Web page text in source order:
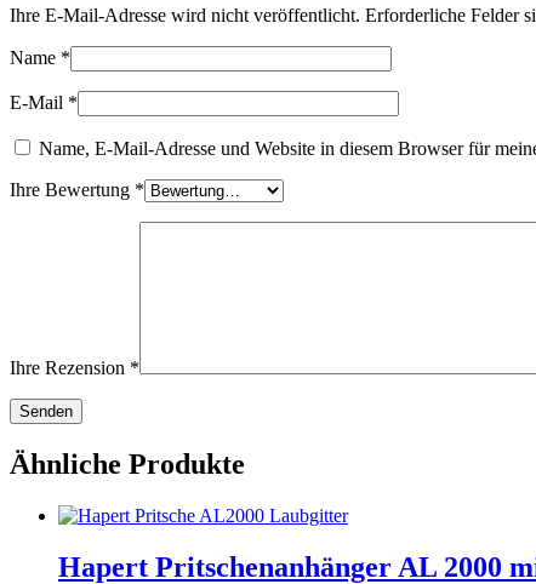
Ihre E-Mail-Adresse wird nicht veröffentlicht. Erforderliche Felder
Name *
E-Mail *
Name, E-Mail-Adresse und Website in diesem Browser für
Ihre Bewertung *
Ihre Rezension *
Ähnliche Produkte
Hapert Pritschenanhänger AL 2000